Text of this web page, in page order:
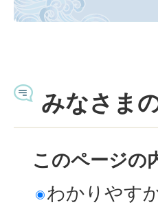
みなさま
このページの
わかりやす